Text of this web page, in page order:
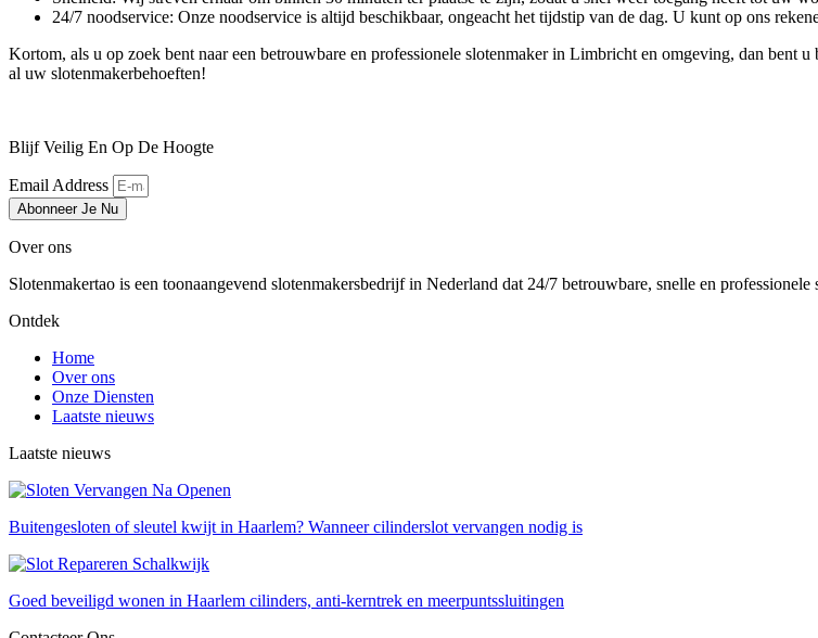
24/7 noodservice: Onze noodservice is altijd beschikbaar, ongeacht het tijdstip van de dag. U kunt op ons
Kortom, als u op zoek bent naar een betrouwbare en professionele slotenmaker in Limbricht en omgeving, dan bent
al uw slotenmakerbehoeften!
Blijf Veilig En Op De Hoogte
Email Address
Abonneer Je Nu
Over ons
Slotenmakertao is een toonaangevend slotenmakersbedrijf in Nederland dat 24/7 betrouwbare, snelle en
Ontdek
Home
Over ons
Onze Diensten
Laatste nieuws
Laatste nieuws
Buitengesloten of sleutel kwijt in Haarlem? Wanneer cilinderslot vervangen nodig is
Goed beveiligd wonen in Haarlem cilinders, anti-kerntrek en meerpuntssluitingen